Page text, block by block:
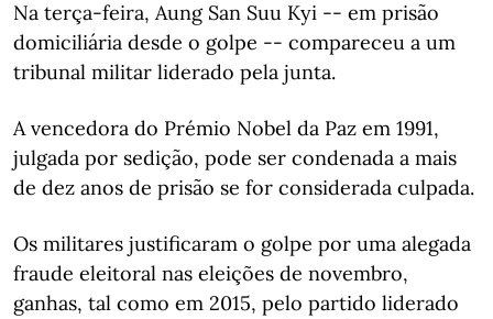
Na terça-feira, Aung San Suu Kyi -- em prisão
domiciliária desde o golpe -- compareceu a um
tribunal militar liderado pela junta.
A vencedora do Prémio Nobel da Paz em 1991,
julgada por sedição, pode ser condenada a mais
de dez anos de prisão se for considerada culpada.
Os militares justificaram o golpe por uma alegada
fraude eleitoral nas eleições de novembro,
ganhas, tal como em 2015, pelo partido liderado